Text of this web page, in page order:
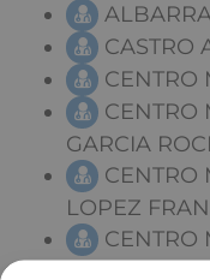
CASTRO
CENTRO
CENTRO
GARCIA
CENTRO
LOPEZ
CENTRO